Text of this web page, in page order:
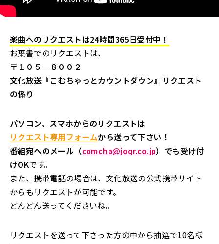
楽曲へのリクエストは24時間365日受付中！
お葉書でのリクエストは、
〒１０５―８００２
文化放送『こむちゃっとカウントダウン』リクエスト
の係り
パソコン、スマホからのリクエストは
リクエスト専用フォームから送って下さい！
番組宛へのメール（comcha@joqr.co.jp）でも受け付
けOKです。
また、携帯電話の場合は、文化放送の公式携帯サイト
からもリクエストが可能です。
どんどん送ってくださいね。
リクエストを送って下さった方の中から抽選で10名様